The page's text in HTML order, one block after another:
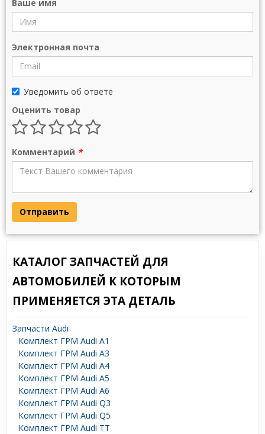
Ваше имя
Электронная почта
Уведомить об ответе
Оценить товар
Комментарий *
Отправить
КАТАЛОГ ЗАПЧАСТЕЙ ДЛЯ
АВТОМОБИЛЕЙ К КОТОРЫМ
ПРИМЕНЯЕТСЯ ЭТА ДЕТАЛЬ
Запчасти Audi
Комплект ГРМ Audi A1
Комплект ГРМ Audi A3
Комплект ГРМ Audi A4
Комплект ГРМ Audi A5
Комплект ГРМ Audi A6
Комплект ГРМ Audi Q3
Комплект ГРМ Audi Q5
Комплект ГРМ Audi TT